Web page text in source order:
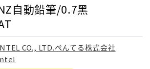
自動鉛筆/0.7黑
CO., LTD.ぺんてる株式会社